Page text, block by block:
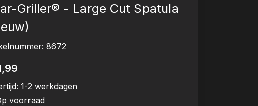
Griller® - Large Cut Spatula
8672
1-2 werkdagen
voorraad